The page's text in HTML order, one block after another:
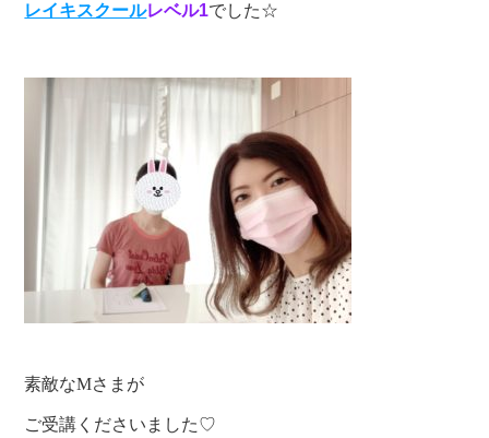
レイキスクールレベル1でした☆
素敵なMさまが
ご受講くださいました♡